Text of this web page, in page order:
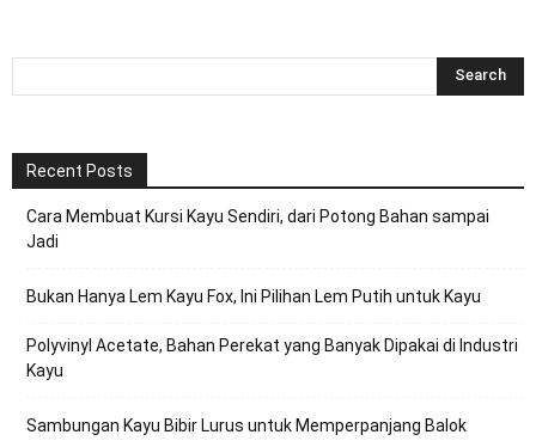
Recent Posts
Cara Membuat Kursi Kayu Sendiri, dari Potong Bahan sampai
Jadi
Bukan Hanya Lem Kayu Fox, Ini Pilihan Lem Putih untuk Kayu
Polyvinyl Acetate, Bahan Perekat yang Banyak Dipakai di Industri
Kayu
Sambungan Kayu Bibir Lurus untuk Memperpanjang Balok